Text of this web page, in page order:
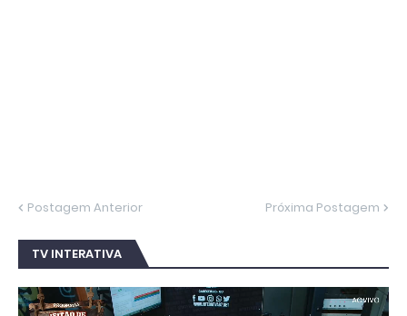
Postagem Anterior Próxima Postagem
TV INTERATIVA